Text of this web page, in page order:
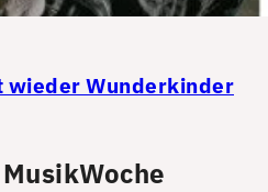
wieder Wunderkinder